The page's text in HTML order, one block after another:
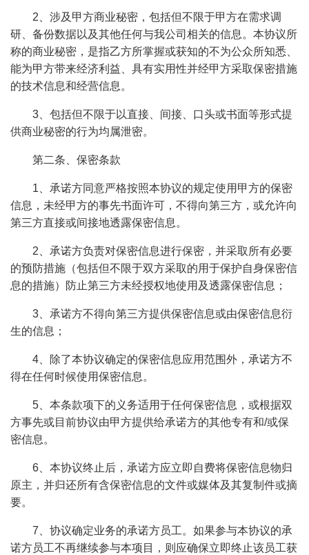
2、涉及甲方商业秘密，包括但不限于甲方在需求调
研、备份数据以及其他任何与我公司相关的信息。本协议所
称的商业秘密，是指乙方所掌握或获知的不为公众所知悉、
能为甲方带来经济利益、具有实用性并经甲方采取保密措施
的技术信息和经营信息。
3、包括但不限于以直接、间接、口头或书面等形式提
供商业秘密的行为均属泄密。
第二条、保密条款
1、承诺方同意严格按照本协议的规定使用甲方的保密
信息，未经甲方的事先书面许可，不得向第三方，或允许向
第三方直接或间接地透露保密信息。
2、承诺方负责对保密信息进行保密，并采取所有必要
的预防措施（包括但不限于双方采取的用于保护自身保密信
息的措施）防止第三方未经授权地使用及透露保密信息；
3、承诺方不得向第三方提供保密信息或由保密信息衍
生的信息；
4、除了本协议确定的保密信息应用范围外，承诺方不
得在任何时候使用保密信息。
5、本条款项下的义务适用于任何保密信息，或根据双
方事先或目前协议由甲方提供给承诺方的其他专有和/或保
密信息。
6、本协议终止后，承诺方应立即自费将保密信息物归
原主，并归还所有含保密信息的文件或媒体及其复制件或摘
要。
7、协议确定业务的承诺方员工。如果参与本协议的承
诺方员工不再继续参与本项目，则应确保立即终止该员工获